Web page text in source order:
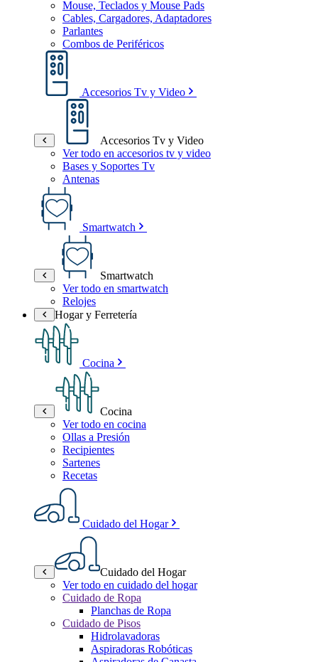
Mouse, Teclados y Mouse Pads
Cables, Cargadores, Adaptadores
Parlantes
Combos de Periféricos
Accesorios Tv y Video
Accesorios Tv y Video
Ver todo en accesorios tv y video
Bases y Soportes Tv
Antenas
Smartwatch
Smartwatch
Ver todo en smartwatch
Relojes
Hogar y Ferretería
Cocina
Cocina
Ver todo en cocina
Ollas a Presión
Recipientes
Sartenes
Recetas
Cuidado del Hogar
Cuidado del Hogar
Ver todo en cuidado del hogar
Cuidado de Ropa
Planchas de Ropa
Cuidado de Pisos
Hidrolavadoras
Aspiradoras Robóticas